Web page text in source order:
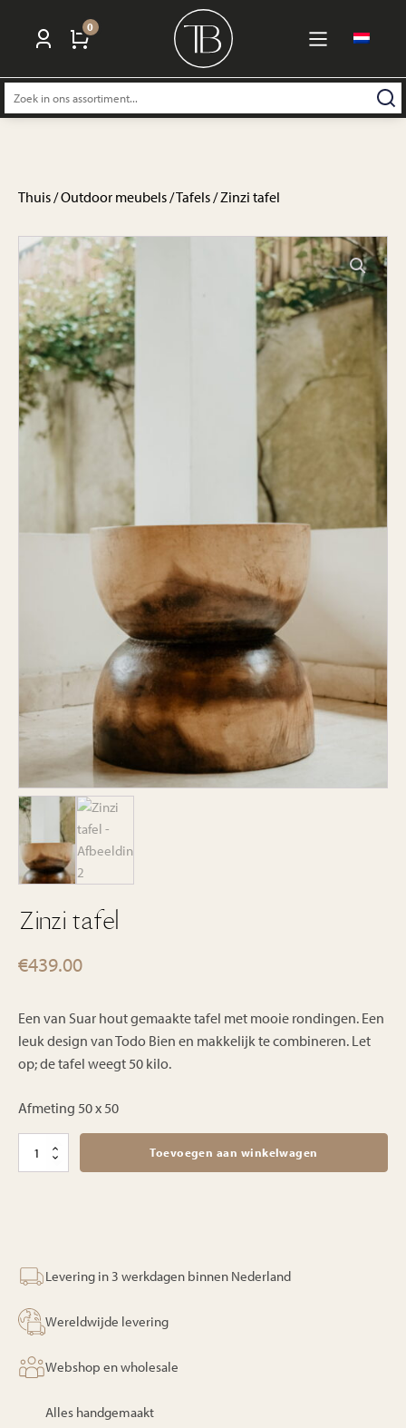
0
Zoeken
naar:
Thuis/Outdoor meubels/Tafels/ Zinzi tafel
Zinzi tafel
€439.00
Een van Suar hout gemaakte tafel met mooie rondingen. Een
leuk design van Todo Bien en makkelijk te combineren. Let
op; de tafel weegt 50 kilo.
Afmeting 50 x 50
Zinzi
Toevoegen aan winkelwagen
Levering in 3 werkdagen binnen Nederland
Wereldwijde levering
Webshop en wholesale
Alles handgemaakt